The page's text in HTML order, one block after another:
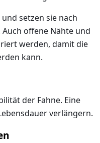
setzen sie nach
offene Nähte und
werden, damit die
kann.
der Fahne. Eine
verlängern.